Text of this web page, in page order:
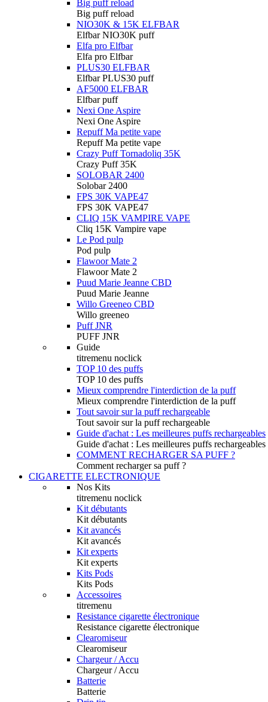
Big puff reload
Big puff reload
NIO30K & 15K ELFBAR
Elfbar NIO30K puff
Elfa pro Elfbar
Elfa pro Elfbar
PLUS30 ELFBAR
Elfbar PLUS30 puff
AF5000 ELFBAR
Elfbar puff
Nexi One Aspire
Nexi One Aspire
Repuff Ma petite vape
Repuff Ma petite vape
Crazy Puff Tornadoliq 35K
Crazy Puff 35K
SOLOBAR 2400
Solobar 2400
FPS 30K VAPE47
FPS 30K VAPE47
CLIQ 15K VAMPIRE VAPE
Cliq 15K Vampire vape
Le Pod pulp
Pod pulp
Flawoor Mate 2
Flawoor Mate 2
Puud Marie Jeanne CBD
Puud Marie Jeanne
Willo Greeneo CBD
Willo greeneo
Puff JNR
PUFF JNR
Guide
titremenu noclick
TOP 10 des puffs
TOP 10 des puffs
Mieux comprendre l'interdiction de la puff
Mieux comprendre l'interdiction de la puff
Tout savoir sur la puff rechargeable
Tout savoir sur la puff rechargeable
Guide d'achat : Les meilleures puffs rechargeables
Guide d'achat : Les meilleures puffs rechargeables
COMMENT RECHARGER SA PUFF ?
Comment recharger sa puff ?
CIGARETTE ELECTRONIQUE
Nos Kits
titremenu noclick
Kit débutants
Kit débutants
Kit avancés
Kit avancés
Kit experts
Kit experts
Kits Pods
Kits Pods
Accessoires
titremenu
Resistance cigarette électronique
Resistance cigarette électronique
Clearomiseur
Clearomiseur
Chargeur / Accu
Chargeur / Accu
Batterie
Batterie